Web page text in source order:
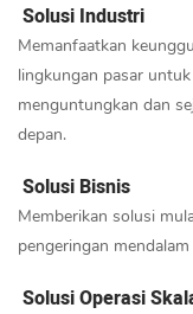
Solusi Industri
Memanfaatkan
lingkungan pasar
menguntungkan dan
depan.
Solusi Bisnis
Memberikan solusi
pengeringan
Solusi Operasi